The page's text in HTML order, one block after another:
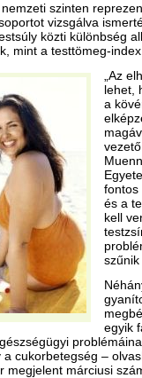
szinten
vizsgálva
közti különbség
mint a testtömeg-
„Az
lehet,
a
fontos
és a
kell
szűnik
egyik
cukorbetegség –
megjelent márciusi